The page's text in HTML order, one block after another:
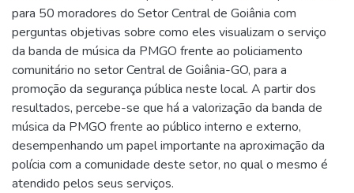
para 50 moradores do Setor Central de Goiânia com
perguntas objetivas sobre como eles visualizam o serviço
da banda de música da PMGO frente ao policiamento
comunitário no setor Central de Goiânia-GO, para a
promoção da segurança pública neste local. A partir dos
resultados, percebe-se que há a valorização da banda de
música da PMGO frente ao público interno e externo,
desempenhando um papel importante na aproximação da
polícia com a comunidade deste setor, no qual o mesmo é
atendido pelos seus serviços.